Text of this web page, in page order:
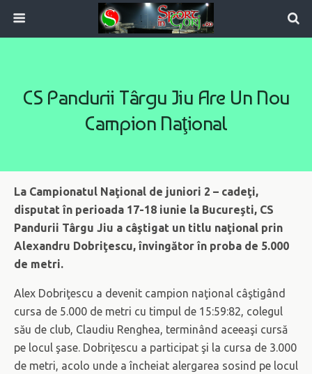
CS Pandurii Târgu Jiu Are Un Nou
Campion Naţional
La Campionatul Naţional de juniori 2 – cadeţi,
disputat în perioada 17-18 iunie la Bucureşti, CS
Pandurii Târgu Jiu a câştigat un titlu naţional prin
Alexandru Dobriţescu, învingător în proba de 5.000
de metri.
Alex Dobriţescu a devenit campion naţional câştigând
cursa de 5.000 de metri cu timpul de 15:59:82, colegul
său de club, Claudiu Renghea, terminând aceeaşi cursă
pe locul şase. Dobriţescu a participat şi la cursa de 3.000
de metri, acolo unde a încheiat alergarea sosind pe locul